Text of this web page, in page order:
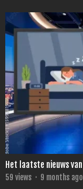
Het laatste nieuws
59 views · 9 months ago